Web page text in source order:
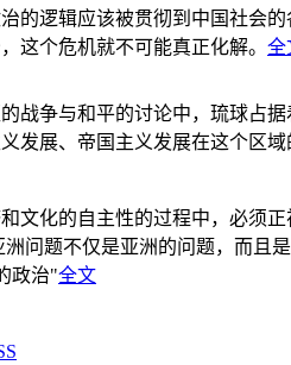
的逻辑应该被贯彻到中国社会
这个危机就不可能真正化解。 全
战争与和平的讨论中，琉球占
发展、帝国主义发展在这个区域
文化的自主性的过程中，必须
问题不仅是亚洲的问题，而且
政治"全文